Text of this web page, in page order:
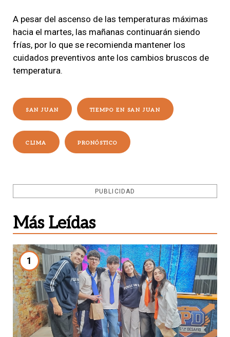
A pesar del ascenso de las temperaturas máximas
hacia el martes, las mañanas continuarán siendo
frías, por lo que se recomienda mantener los
cuidados preventivos ante los cambios bruscos de
temperatura.
SAN JUAN TIEMPO EN SAN JUAN
CLIMA PRONÓSTICO
PUBLICIDAD
Más Leídas
1